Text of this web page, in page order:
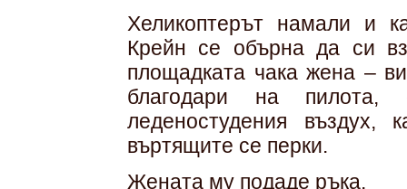
Хеликоптерът намали и
Крейн се обърна да си
площадката чака жена –
благодари на
леденостудения въздух,
въртящите се перки.
Жената му подаде ръка.